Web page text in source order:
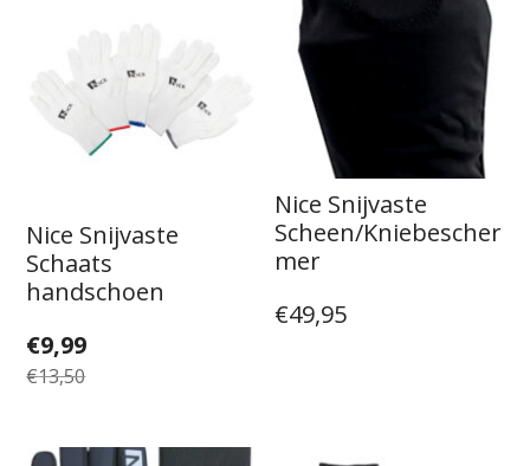
Nice Snijvaste
Schaats
handschoen
€13,50
Oorspronkelijke
prijs
€9,99
Huidige
prijs
Nice Snijvaste
Scheen/Kniebescher
mer
€49,95